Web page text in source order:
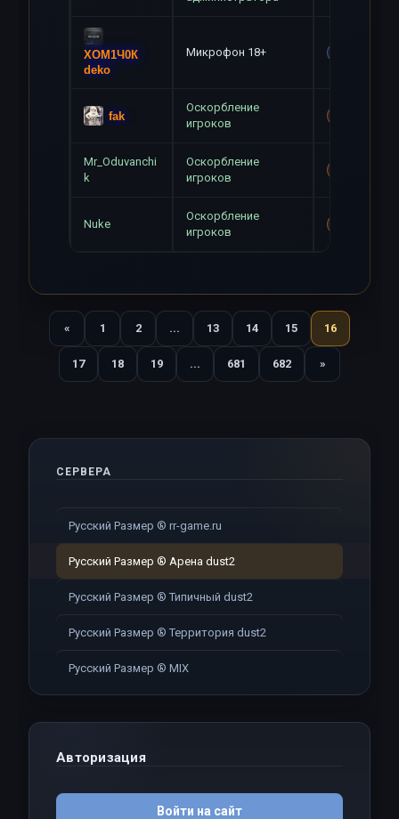
СЕРВЕРА
Русский Размер ® rr-game.ru
Русский Размер ® Арена dust2
Русский Размер ® Типичный dust2
Русский Размер ® Территория dust2
Русский Размер ® MIX
Авторизация
Войти на сайт
ХОМ1Ч0К
deko
Микрофон 18+
fak
Оскорбление
игроков
Mr_Oduvanchi
k
Оскорбление
игроков
Nuke
Оскорбление
игроков
«Назад1 2 ... 13 14 15 16
17 18 19 ... 681 682 »Вперед